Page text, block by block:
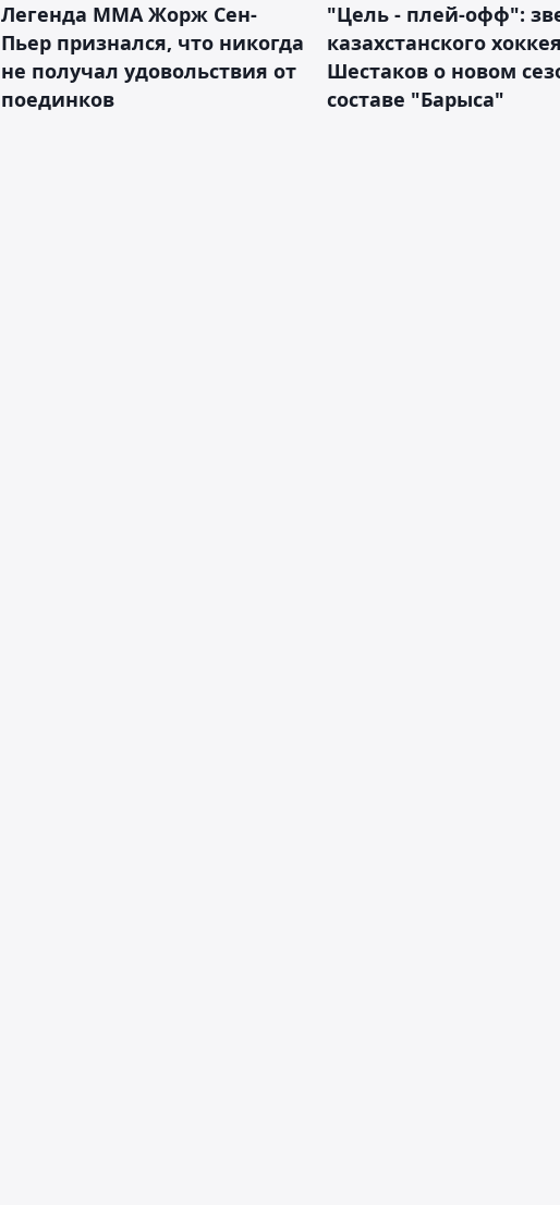
Легенда ММА Жорж Сен-
Пьер признался, что никогда
не получал удовольствия от
поединков
"Цель - плей-офф":
казахстанского
Шестаков о новом
составе "Барыса"